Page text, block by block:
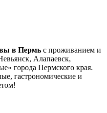
в Пермь с проживанием и
Алапаевск,
города Пермского края.
гастрономические и